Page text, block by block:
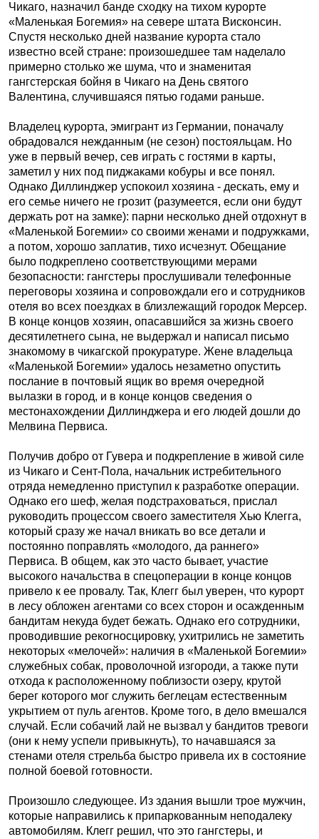
Чикаго, назначил банде сходку на тихом курорте
«Маленькая Богемия» на севере штата Висконсин.
Спустя несколько дней название курорта стало
известно всей стране: произошедшее там наделало
примерно столько же шума, что и знаменитая
гангстерская бойня в Чикаго на День святого
Валентина, случившаяся пятью годами раньше.
Владелец курорта, эмигрант из Германии, поначалу
обрадовался нежданным (не сезон) постояльцам. Но
уже в первый вечер, сев играть с гостями в карты,
заметил у них под пиджаками кобуры и все понял.
Однако Диллинджер успокоил хозяина - дескать, ему и
его семье ничего не грозит (разумеется, если они будут
держать рот на замке): парни несколько дней отдохнут в
«Маленькой Богемии» со своими женами и подружками,
а потом, хорошо заплатив, тихо исчезнут. Обещание
было подкреплено соответствующими мерами
безопасности: гангстеры прослушивали телефонные
переговоры хозяина и сопровождали его и сотрудников
отеля во всех поездках в близлежащий городок Мерсер.
В конце концов хозяин, опасавшийся за жизнь своего
десятилетнего сына, не выдержал и написал письмо
знакомому в чикагской прокуратуре. Жене владельца
«Маленькой Богемии» удалось незаметно опустить
послание в почтовый ящик во время очередной
вылазки в город, и в конце концов сведения о
местонахождении Диллинджера и его людей дошли до
Мелвина Первиса.
Получив добро от Гувера и подкрепление в живой силе
из Чикаго и Сент-Пола, начальник истребительного
отряда немедленно приступил к разработке операции.
Однако его шеф, желая подстраховаться, прислал
руководить процессом своего заместителя Хью Клегга,
который сразу же начал вникать во все детали и
постоянно поправлять «молодого, да раннего»
Первиса. В общем, как это часто бывает, участие
высокого начальства в спецоперации в конце концов
привело к ее провалу. Так, Клегг был уверен, что курорт
в лесу обложен агентами со всех сторон и осажденным
бандитам некуда будет бежать. Однако его сотрудники,
проводившие рекогносцировку, ухитрились не заметить
некоторых «мелочей»: наличия в «Маленькой Богемии»
служебных собак, проволочной изгороди, а также пути
отхода к расположенному поблизости озеру, крутой
берег которого мог служить беглецам естественным
укрытием от пуль агентов. Кроме того, в дело вмешался
случай. Если собачий лай не вызвал у бандитов тревоги
(они к нему успели привыкнуть), то начавшаяся за
стенами отеля стрельба быстро привела их в состояние
полной боевой готовности.
Произошло следующее. Из здания вышли трое мужчин,
которые направились к припаркованным неподалеку
автомобилям. Клегг решил, что это гангстеры, и